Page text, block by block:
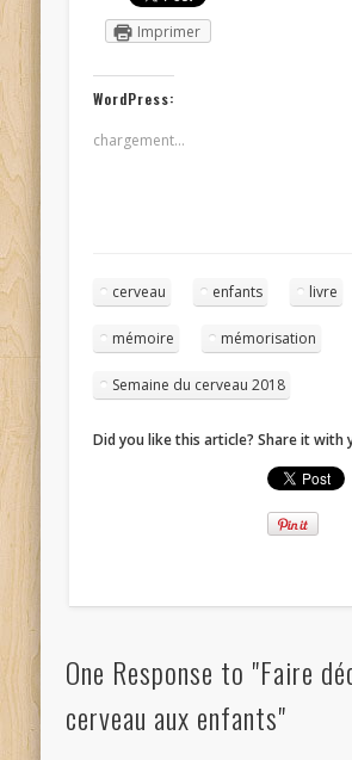
Imprimer
WordPress:
chargement…
cerveau enfants livre
mémoire mémorisation
Semaine du cerveau 2018
Did you like this article? Share it with
One Response to "Faire
cerveau aux enfants"